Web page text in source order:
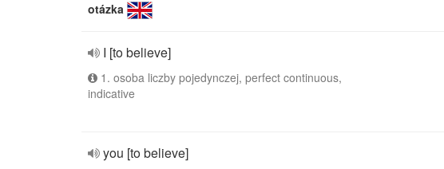
otázka
I [to believe]
1. osoba liczby pojedynczej, perfect continuous,
indicative
you [to believe]